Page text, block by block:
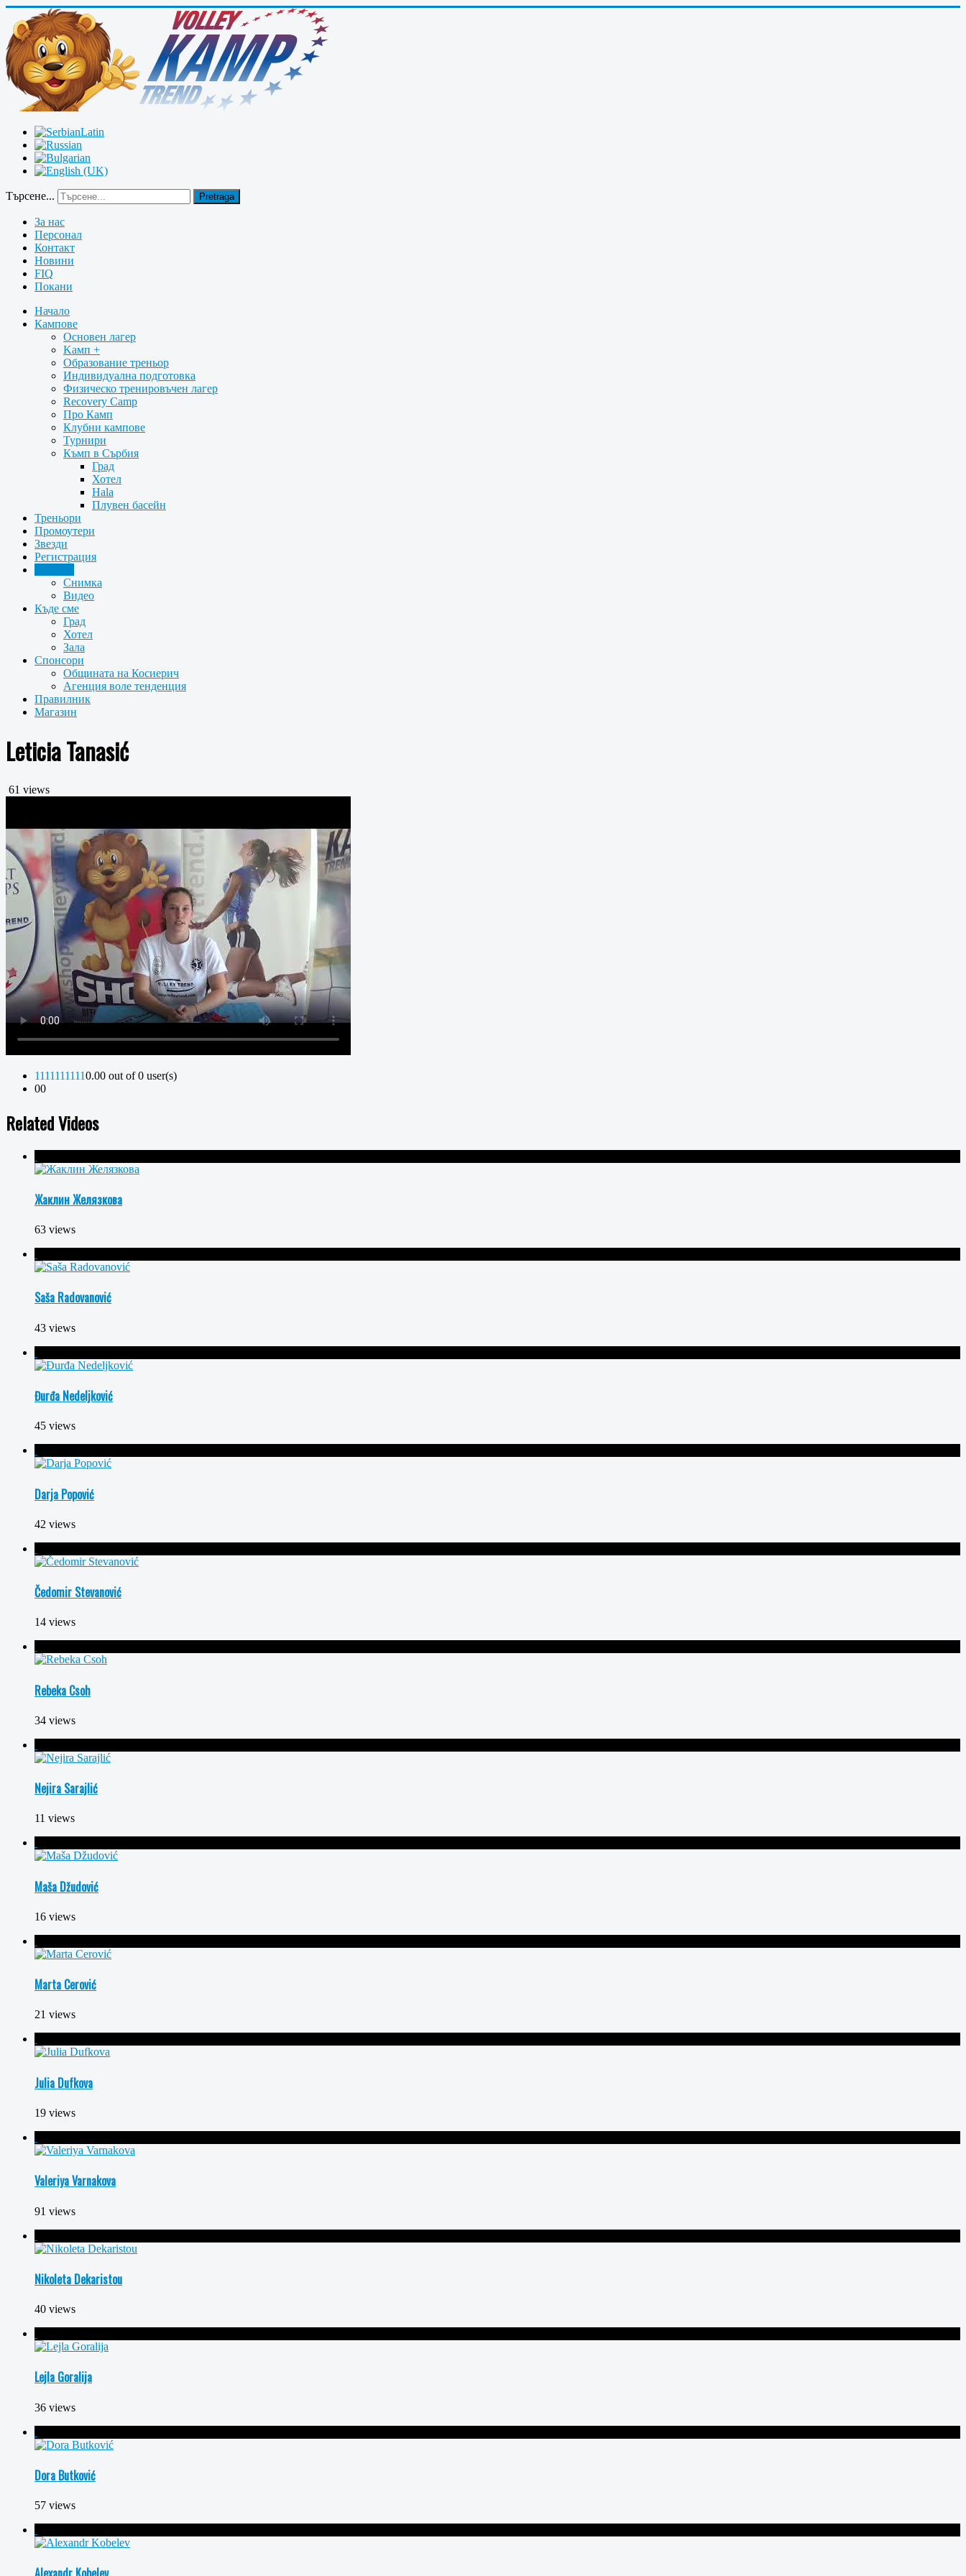
Търсене... Pretraga
За нас
Персонал
Контакт
Новини
FIQ
Покани
Начало
Кампове
Oсновен лагер
Kамп +
Образование треньор
Индивидуална подготовка
Физическо тренировъчен лагер
Recovery Camp
Про Камп
Клубни кампове
Турнири
Къмп в Сърбия
Град
Хотел
Hala
Плувен басейн
Треньори
Промоутери
Звезди
Регистрация
Снимка
Видео
Къде сме
Град
Хотел
Зала
Спонсори
Общината на Косиерич
Агенция воле тенденция
Правилник
Магазин
Leticia Tanasić
61 views
11111111110.00 out of 0 user(s)
00
Related Videos
Жаклин Желязкова
63 views
Saša Radovanović
43 views
Đurđa Nedeljković
45 views
Darja Popović
42 views
Čedomir Stevanović
14 views
Rebeka Csoh
34 views
Nejira Sarajlić
11 views
Maša Džudović
16 views
Marta Cerović
21 views
Julia Dufkova
19 views
Valeriya Varnakova
91 views
Nikoleta Dekaristou
40 views
Lejla Goralija
36 views
Dora Butković
57 views